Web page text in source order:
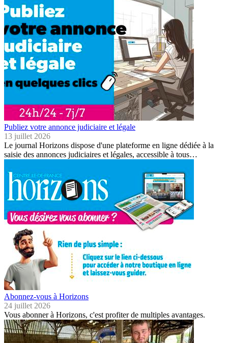
Publiez votre annonce judiciaire et légale
13 juillet 2026
Le journal Horizons dispose d'une plateforme en ligne dédiée à la
saisie des annonces judiciaires et légales, accessible à tous…
Abonnez-vous à Horizons
24 juillet 2026
Vous abonner à Horizons, c'est profiter de multiples avantages.